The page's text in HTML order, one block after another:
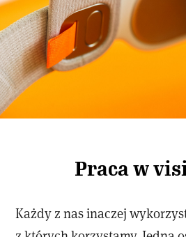
Praca w
Każdy z nas inaczej